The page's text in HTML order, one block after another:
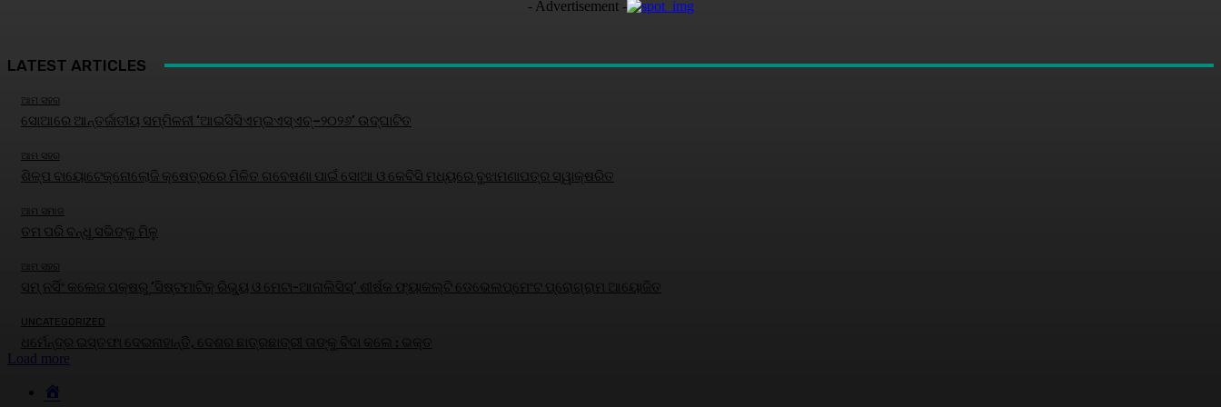
- Advertisement -
LATEST ARTICLES
ଆମ ସହର
ସୋଆରେ ଆନ୍ତର୍ଜାତୀୟ ସମ୍ମିଳନୀ ‘ଆଇସିସିଏମ୍‌ଇଏସ୍‌ଏଚ୍‌–୨୦୨୬’ ଉଦ୍‌ଘାଟିତ
ଆମ ସହର
ଶିଳ୍ପ ବାୟୋଟେକ୍ନୋଲୋଜି କ୍ଷେତ୍ରରେ ମିଳିତ ଗବେଷଣା ପାଇଁ ସୋଆ ଓ କେବିସି ମଧ୍ୟରେ ବୁଝାମଣାପତ୍ର ସ୍ୱାକ୍ଷରିତ
ଆମ ସମାଜ
ତମ ପରି ବନ୍ଧୁ ସଭିଙ୍କୁ ମିଳୁ
ଆମ ସହର
ସମ୍ ନର୍ସିଂ କଲେଜ ପକ୍ଷରୁ ‘ସିଷ୍ଟମାଟିକ୍ ରିଭ୍ୟୁ ଓ ମେଟା-ଆନାଲିସିସ୍‌’ ଶୀର୍ଷକ ଫ୍ୟାକଲ୍ଟି ଡେଭେଲପ୍‌ମେଂଟ ପ୍ରୋଗ୍ରାମ ଆୟୋଜିତ
UNCATEGORIZED
ଧର୍ମେନ୍ଦ୍ର ଇସ୍ତଫା ଦେଇନାହାନ୍ତି, ଦେଶର ଛାତ୍ରଛାତ୍ରୀ ତାଙ୍କୁ ବିଦା କଲେ : ଭକ୍ତ
Load more